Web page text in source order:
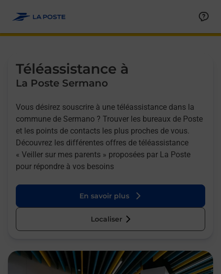
Téléassistance à
La Poste Sermano
Vous désirez souscrire à une téléassistance dans la
commune de Sermano ? Trouver les bureaux de Poste
et les points de contacts les plus proches de vous.
Découvrez les différentes offres de téléassistance
« Veiller sur mes parents » proposées par La Poste
pour répondre à vos besoins
En savoir plus
Localiser